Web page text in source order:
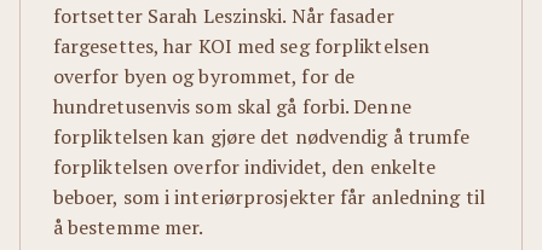
fortsetter Sarah Leszinski. Når fasader
fargesettes, har KOI med seg forpliktelsen
overfor byen og byrommet, for de
hundretusenvis som skal gå forbi. Denne
forpliktelsen kan gjøre det nødvendig å trumfe
forpliktelsen overfor individet, den enkelte
beboer, som i interiørprosjekter får anledning til
å bestemme mer.